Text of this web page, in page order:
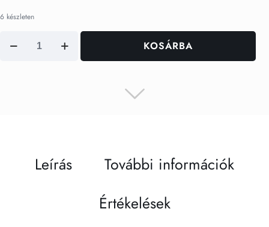
6 készleten
örökvirág
KOSÁRBA
Leírás
További információk
Értékelések